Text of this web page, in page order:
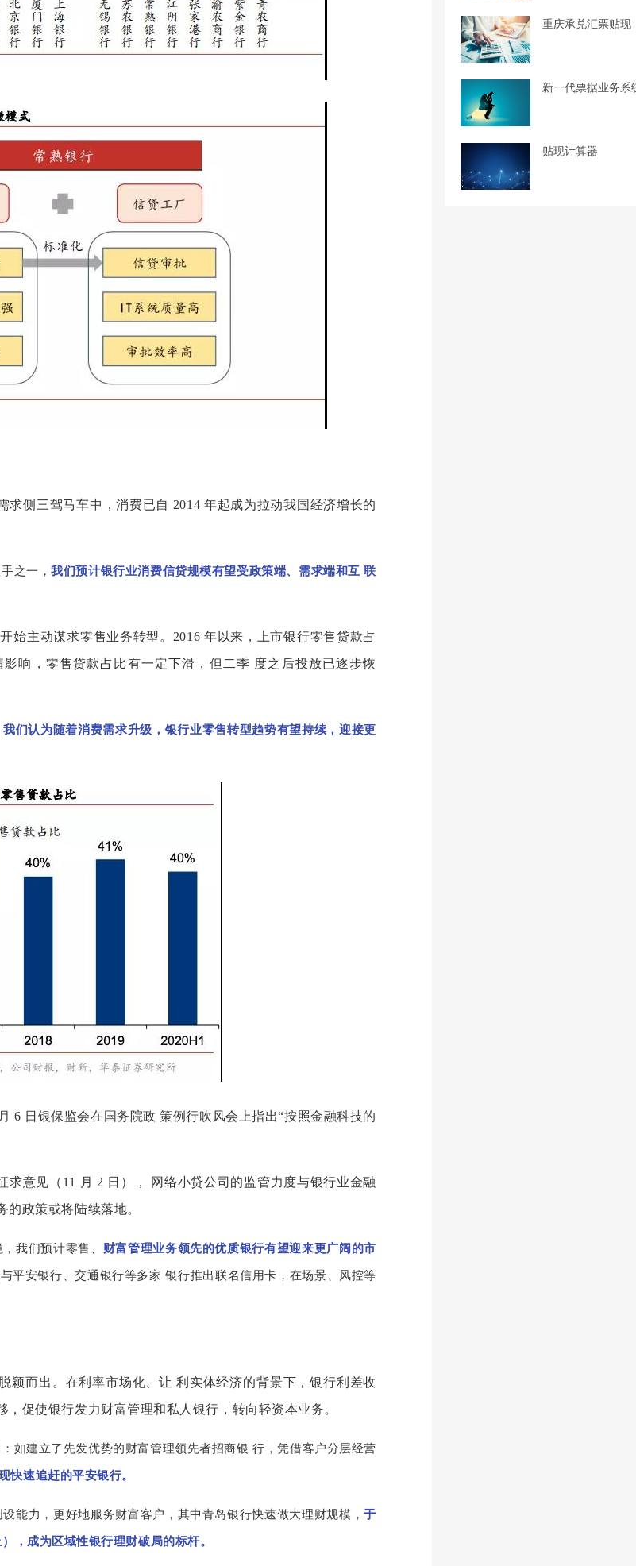
侧三驾马车中，消费已自 2014 年起成为拉动我国经济增长的
之一，我们预计银行业消费信贷规模有望受政策端、需求端和互 联
始主动谋求零售业务转型。2016 年以来，上市银行零售贷款占
响，零售贷款占比有一定下滑，但二季 度之后投放已逐步恢
我们认为随着消费需求升级，银行业零售转型趋势有望持续，迎接更
6 日银保监会在国务院政 策例行吹风会上指出“按照金融科技的
意见（11 月 2 日）， 网络小贷公司的监管力度与银行业金融
政策或将陆续落地。
我们预计零售、 财富管理业务领先的优质银行有望迎来更广阔的市
平安银行、交通银行等多家 银行推出联名信用卡，在场景、风控等
颖而出。在利率市场化、让 利实体经济的背景下，银行利差收
促使银行发力财富管理和私人银行，转向轻资本业务。
如建立了先发优势的财富管理领先者招商银 行，凭借客户分层经营
快速追赶的平安银行。
能力，更好地服务财富客户，其中青岛银行快速做大理财规模，于
，成为区域性银行理财破局的标杆。
重庆承兑汇票贴现
新一代票据业务系
贴现计算器